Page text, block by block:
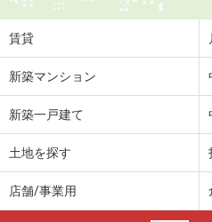
賃貸
新築マンション
新築一戸建て
土地を探す
店舗/事業用